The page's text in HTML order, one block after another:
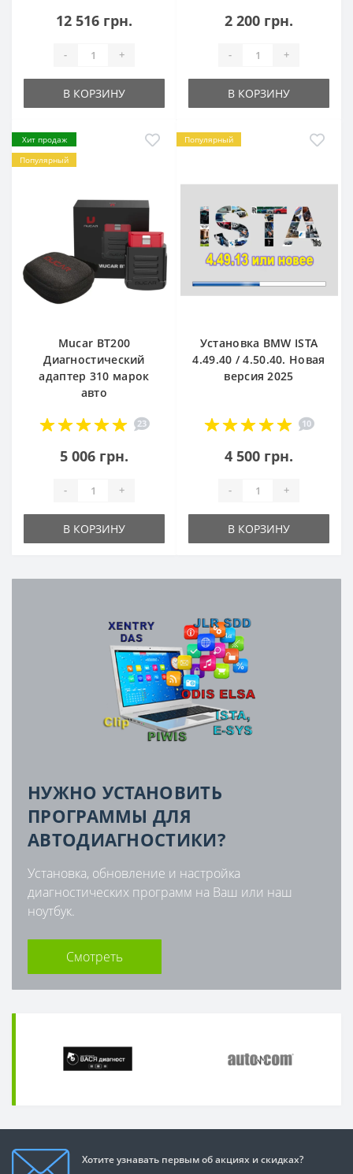
12 516 грн.
- +
В КОРЗИНУ
2 200 грн.
- +
В КОРЗИНУ
Хит продаж
Популярный
Mucar BT200
Диагностический
адаптер 310 марок
авто
23
5 006 грн.
- +
В КОРЗИНУ
Популярный
Установка BMW ISTA
4.49.40 / 4.50.40. Новая
версия 2025
10
4 500 грн.
- +
В КОРЗИНУ
НУЖНО УСТАНОВИТЬ
ПРОГРАММЫ ДЛЯ
АВТОДИАГНОСТИКИ?
Установка, обновление и настройка
диагностических программ на Ваш или наш
ноутбук.
Смотреть
Хотите узнавать первым об акциях и скидках?